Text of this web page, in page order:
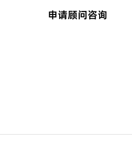
申请顾问咨询